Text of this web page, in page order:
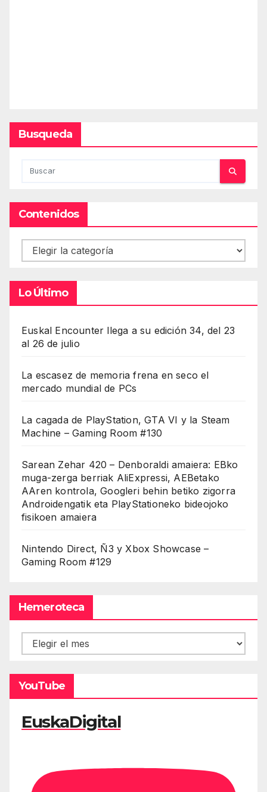
Busqueda
Contenidos
Contenidos
Lo Último
Euskal Encounter llega a su edición 34, del 23
al 26 de julio
La escasez de memoria frena en seco el
mercado mundial de PCs
La cagada de PlayStation, GTA VI y la Steam
Machine – Gaming Room #130
Sarean Zehar 420 – Denboraldi amaiera: EBko
muga-zerga berriak AliExpressi, AEBetako
AAren kontrola, Googleri behin betiko zigorra
Androidengatik eta PlayStationeko bideojoko
fisikoen amaiera
Nintendo Direct, Ñ3 y Xbox Showcase –
Gaming Room #129
Hemeroteca
Hemeroteca
YouTube
EuskaDigital